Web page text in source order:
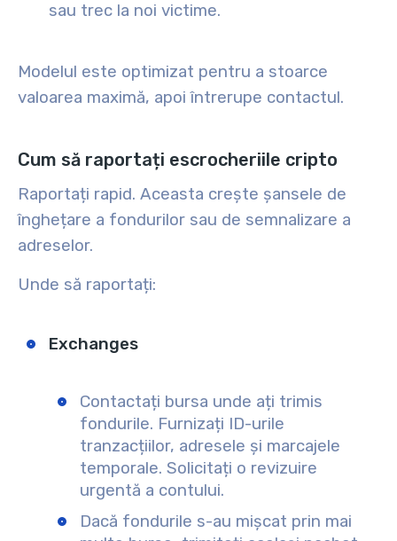
sau trec la noi victime.
Modelul este optimizat pentru a stoarce
valoarea maximă, apoi întrerupe contactul.
Cum să raportați escrocheriile cripto
Raportați rapid. Aceasta crește șansele de
înghețare a fondurilor sau de semnalizare a
adreselor.
Unde să raportați:
Exchanges
Contactați bursa unde ați trimis
fondurile. Furnizați ID-urile
tranzacțiilor, adresele și marcajele
temporale. Solicitați o revizuire
urgentă a contului.
Dacă fondurile s-au mișcat prin mai